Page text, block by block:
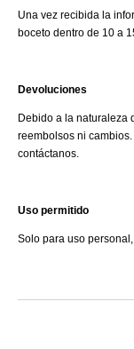
Una vez recibida la
boceto dentro de 10 a
Devoluciones
Debido a la naturaleza
reembolsos ni
contáctanos.
Uso permitido
Solo para uso